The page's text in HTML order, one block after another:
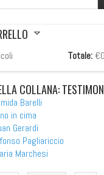
Totale:
COLLANA:
Barelli
in cima
Gerardi
Pagliariccio
Marchesi